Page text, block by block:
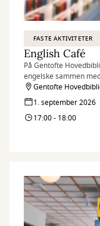
FASTE AKTIVITETER
English Café
På Gentofte
engelske sammen
Gentofte
1. september 2026
17:00 - 18:00